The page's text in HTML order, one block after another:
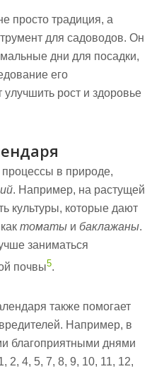
просто традиция, а
для садоводов. Он
дни для посадки,
его
улучшить рост и здоровье
в природе,
. Например, на растущей
культуры, которые дают
томаты и баклажаны.
заниматься
почвы5.
также помогает
Например, в
благоприятными днями
2, 4, 5, 7, 8, 9, 10, 11, 12,